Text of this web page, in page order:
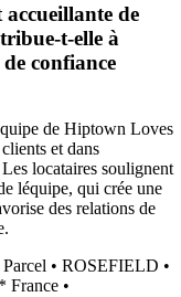
de
t-elle à
confiance
de Hiptown Loves
et dans
locataires soulignent
léquipe, qui crée une
des relations de
• ROSEFIELD •
France •